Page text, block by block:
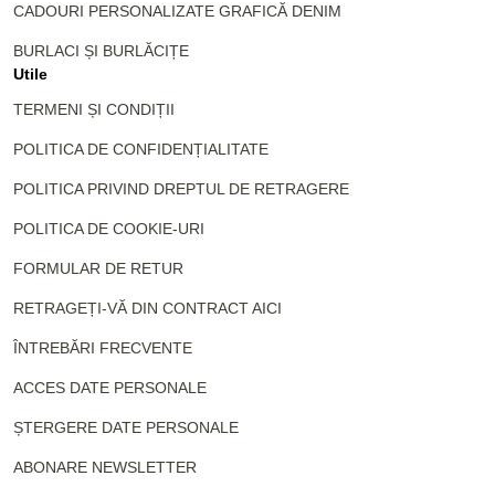
CADOURI PERSONALIZATE GRAFICĂ DENIM
BURLACI ȘI BURLĂCIȚE
Utile
TERMENI ȘI CONDIȚII
POLITICA DE CONFIDENȚIALITATE
POLITICA PRIVIND DREPTUL DE RETRAGERE
POLITICA DE COOKIE-URI
FORMULAR DE RETUR
RETRAGEȚI-VĂ DIN CONTRACT AICI
ÎNTREBĂRI FRECVENTE
ACCES DATE PERSONALE
ȘTERGERE DATE PERSONALE
ABONARE NEWSLETTER